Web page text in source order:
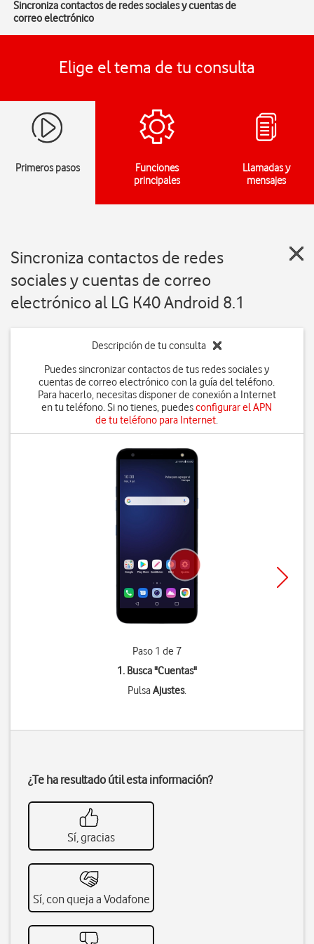
Sincroniza contactos de redes sociales y cuentas de
correo electrónico
Elige el tema de tu consulta
Primeros pasos
Funciones
principales
Llamadas y
mensajes
Sincroniza contactos de redes
sociales y cuentas de correo
electrónico al LG K40 Android 8.1
Descripción de tu consulta
Puedes sincronizar contactos de tus redes sociales y
cuentas de correo electrónico con la guía del teléfono.
Para hacerlo, necesitas disponer de conexión a Internet
en tu teléfono. Si no tienes, puedesconfigurar el APN
de tu teléfono para Internet.
Paso 1 de 7
1. Busca "Cuentas"
PulsaAjustes.
¿Te ha resultado útil esta información?
Sí, gracias
Sí, con queja a Vodafone